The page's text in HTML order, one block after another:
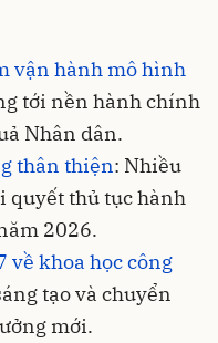
vận hành mô hình
tới nền hành chính
Nhân dân.
thân thiện: Nhiều
quyết thủ tục hành
2026.
khoa học công
tạo và chuyển
mới.